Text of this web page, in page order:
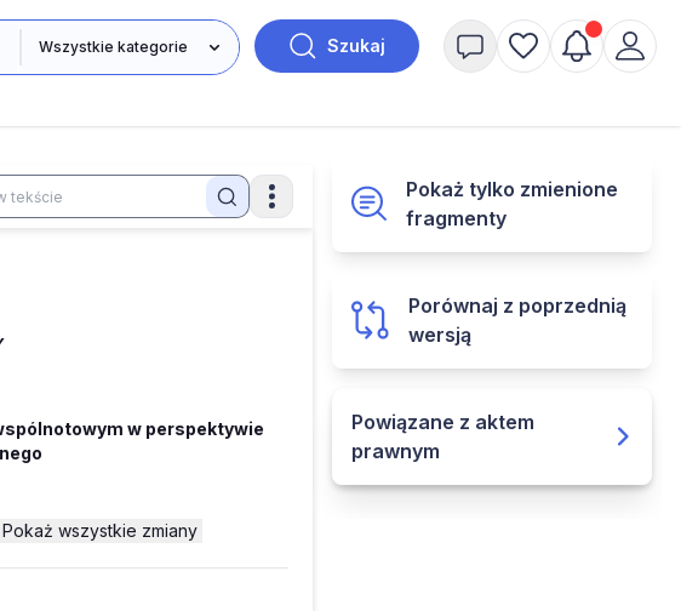
Szukaj
w perspektywie
Pokaż wszystkie zmiany
Pokaż tylko zmienione
fragmenty
Porównaj z poprzednią
wersją
Powiązane z aktem
prawnym